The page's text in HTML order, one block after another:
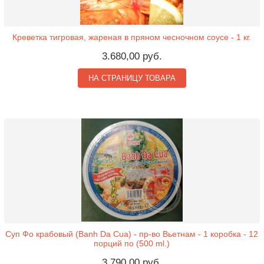
Креветка тигровая, жареная в пряном чесночном соусе - 1 кг.
3.680,00 руб.
НА СТРАНИЦУ ТОВАРА
Суп Фо крабовый (Banh Da Cua) - пр-во Вьетнам - 1 коробка - 12
порций по (500 ml.)